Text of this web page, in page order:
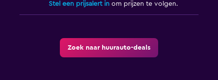
Stel een prijsalert in om prijzen te volgen.
Zoek naar huurauto-deals